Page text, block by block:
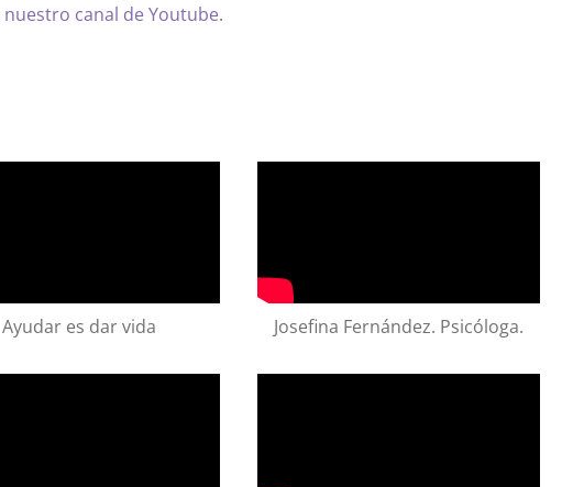
nuestro canal de Youtube.
Ayudar es dar vida Josefina Fernández. Psicóloga.